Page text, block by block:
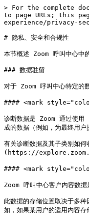
> For the complete
to page URLs; this
experience/privacy-
# 隐私、安全和合规性
本节概述 Zoom 呼叫中心中
### 数据驻留
对于 Zoom 呼叫中心特定的
#### <mark
诊断数据是 Zoom 通过使用
成的数据（例如，为最终用户
有关诊断数据及其子类别
(https://explore.zoom.us/
#### <mark
Zoom 呼叫中心客户内容数据
此数据的存储位置取决于多
如，如果某用户的适用内容